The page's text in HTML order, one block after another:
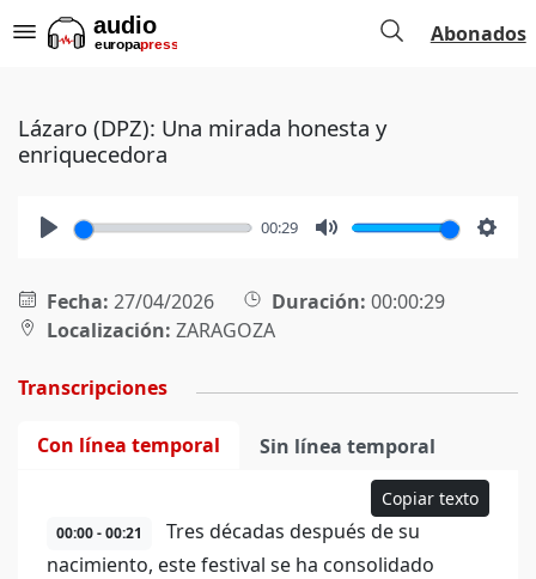
Abonados
Lázaro (DPZ): Una mirada honesta y
enriquecedora
00:29
Fecha: 27/04/2026 Duración: 00:00:29
Localización: ZARAGOZA
Transcripciones
Con línea temporal Sin línea temporal
Copiar texto
00:00 - 00:21
Tres décadas después de su
nacimiento, este festival se ha consolidado